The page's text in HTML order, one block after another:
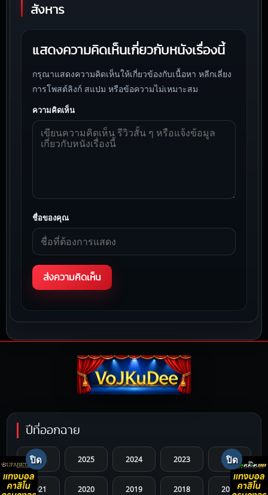
สังหาร
แสดงความคิดเห็นเกี่ยวกับหนังเรื่องนี้
กรุณาแสดงความคิดเห็นให้เกี่ยวข้องกับเนื้อหา หลีกเลี่ยง
การโพสต์ลิงก์ สแปม หรือข้อความไม่เหมาะสม
ความคิดเห็น
ชื่อของคุณ
ปีที่ออกฉาย
2026 2025 2024 2023 2022
2021 2020 2019 2018 2017